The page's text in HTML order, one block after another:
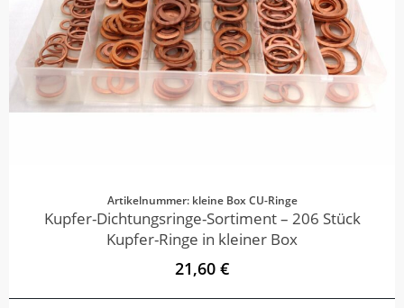
Artikelnummer: kleine Box CU-Ringe
Kupfer-Dichtungsringe-Sortiment – 206 Stück
Kupfer-Ringe in kleiner Box
21,60 €